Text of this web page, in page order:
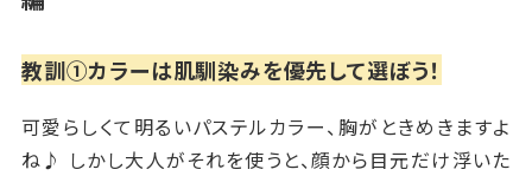
教訓①カラーは肌馴染みを優先して選ぼう！
可愛らしくて明るいパステルカラー、胸がときめきますよ
ね♪ しかし大人がそれを使うと、顔から目元だけ浮いた